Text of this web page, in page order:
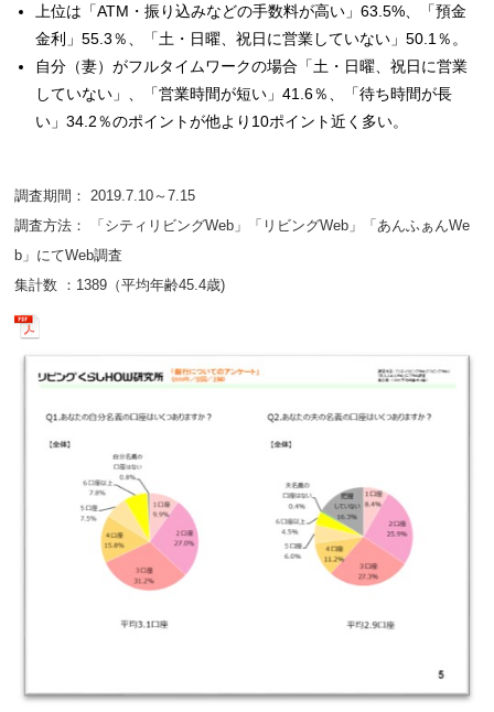
上位は「ATM・振り込みなどの手数料が高い」63.5%、「預金
金利」55.3％、「土・日曜、祝日に営業していない」50.1％。
自分（妻）がフルタイムワークの場合「土・日曜、祝日に営業
していない」、「営業時間が短い」41.6％、「待ち時間が長
い」34.2％のポイントが他より10ポイント近く多い。
調査期間： 2019.7.10～7.15
調査方法： 「シティリビングWeb」「リビングWeb」「あんふぁんWe
b」にてWeb調査
集計数 ：1389（平均年齢45.4歳)